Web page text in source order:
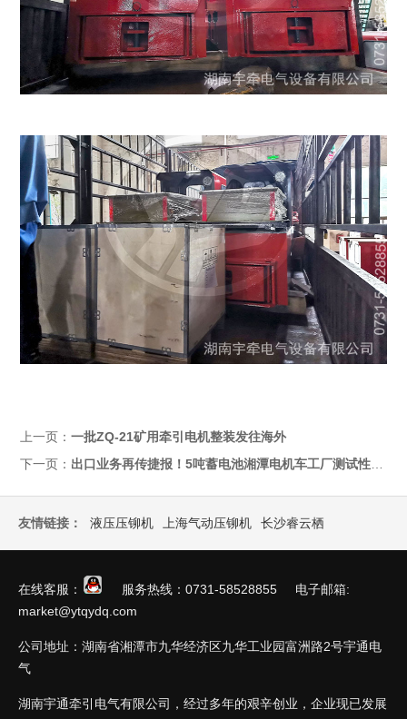
上一页：一批ZQ-21矿用牵引电机整装发往海外
下一页： 出口业务再传捷报！5吨蓄电池湘潭电机车工厂测试性能全面超标准
友情链接： 液压压铆机 上海气动压铆机 长沙睿云栖
在线客服：
服务热线：0731-58528855 电子邮箱:
market@ytqydq.com
公司地址：湖南省湘潭市九华经济区九华工业园富洲路2号宇通电
气
湖南宇通牵引电气有限公司，经过多年的艰辛创业，企业现已发展